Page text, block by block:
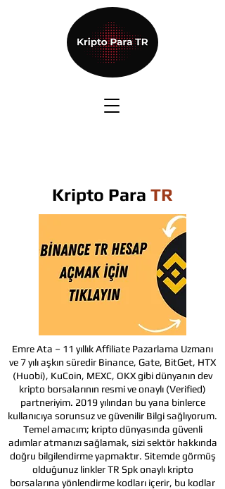
Kripto Para TR
Emre Ata – 11 yıllık Affiliate Pazarlama Uzmanı
ve 7 yılı aşkın süredir Binance, Gate, BitGet, HTX
(Huobi), KuCoin, MEXC, OKX gibi dünyanın dev
kripto borsalarının resmi ve onaylı (Verified)
partneriyim. 2019 yılından bu yana binlerce
kullanıcıya sorunsuz ve güvenilir Bilgi sağlıyorum.
Temel amacım; kripto dünyasında güvenli
adımlar atmanızı sağlamak, sizi sektör hakkında
doğru bilgilendirme yapmaktır. Sitemde görmüş
olduğunuz linkler TR Spk onaylı kripto
borsalarına yönlendirme kodları içerir, bu kodlar